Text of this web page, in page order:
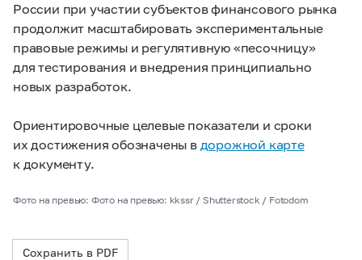
России при участии субъектов финансового рынка
продолжит масштабировать экспериментальные
правовые режимы и регулятивную «песочницу»
для тестирования и внедрения принципиально
новых разработок.
Ориентировочные целевые показатели и сроки
их достижения обозначены в дорожной карте
к документу.
Фото на превью: Фото на превью: kkssr / Shutterstock / Fotodom
Сохранить в PDF